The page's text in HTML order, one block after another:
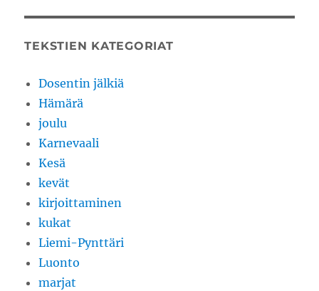
TEKSTIEN KATEGORIAT
Dosentin jälkiä
Hämärä
joulu
Karnevaali
Kesä
kevät
kirjoittaminen
kukat
Liemi-Pynttäri
Luonto
marjat